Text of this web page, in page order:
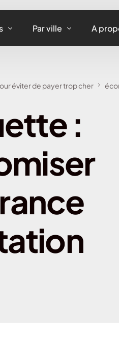
Par ville
Assurance habitation
Assurance habitation
Assurance habitation
Assurance habitation
Assurance habitation
Assurance habitation
Assurance habitation
A
éviter de payer trop cher
: